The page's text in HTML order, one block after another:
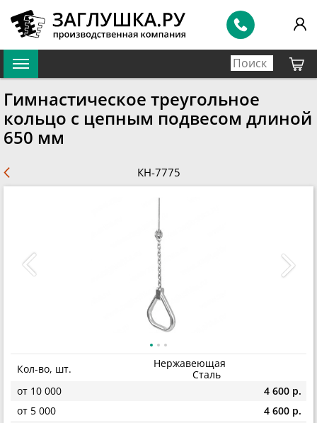
Гимнастическое треугольное
кольцо с цепным подвесом длиной
650 мм
КН-7775
Кол-во, шт.
Нержавеющая
Сталь
от 10 000
4 600 р.
от 5 000
4 600 р.